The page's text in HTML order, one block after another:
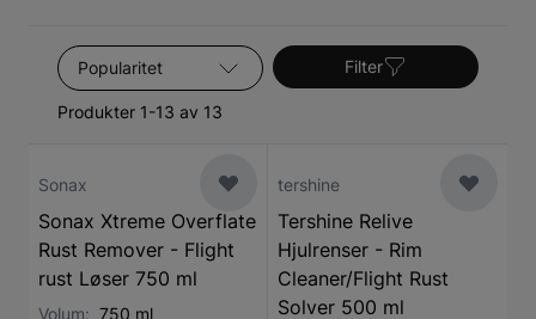
vaske bort eventuell flyrost.
Sorter etter
Produkter 1-13 av 13
Filter
Sonax
Sonax Xtreme Overflate
Rust Remover - Flight
rust Løser 750 ml
Volum: 750 ml
tershine
Tershine Relive
Hjulrenser - Rim
Cleaner/Flight Rust
Solver 500 ml